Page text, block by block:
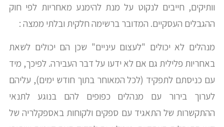
וותיקים, חייבים לנקוט על מנת להימנע מאחריות לפי חוק
ההגבלים העסקיים. המדובר ברשימה חלקית ובלתי ממצה :
מנהלים לא יכולים "לעצום עיניים" שכן הם יכולים לשאת
באחריות פלילית גם אם לא ידעו על דבר העבירה. לפיכך, מיד
עם כניסתם לתפקיד (לכל המאוחר בתוך חודש ימים), עליהם
לערוך בירור עם מנהלים כפופים להם בנוגע לתנאי
ההתקשרות של התאגיד עם ספקים ולקוחות באספקלריה של